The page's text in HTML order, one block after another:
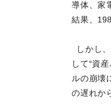
導体、家
結果、
しかし
して“資
ルの崩壊
の遅れか